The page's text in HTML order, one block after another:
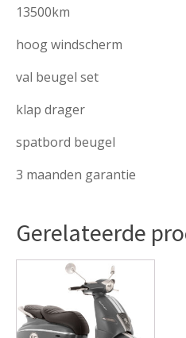
13500km
hoog windscherm
val beugel set
klap drager
spatbord beugel
3 maanden garantie
Gerelateerde